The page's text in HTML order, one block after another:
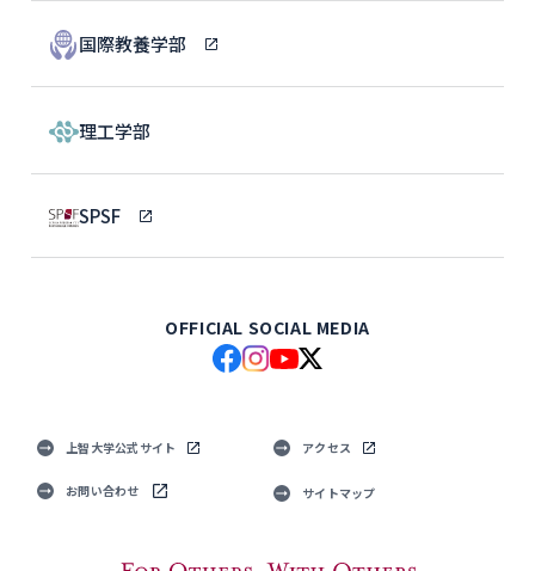
国際教養学部
理工学部
SPSF
OFFICIAL SOCIAL MEDIA
上智大学公式サイト アクセス
お問い合わせ サイトマップ